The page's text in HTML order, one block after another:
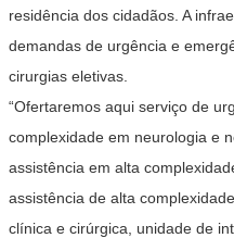
residência dos cidadãos. A
demandas de urgência e
cirurgias eletivas.
“Ofertaremos aqui serviço de
complexidade em neurologia e
assistência em alta
assistência de alta
clínica e cirúrgica, unidade de